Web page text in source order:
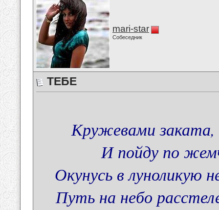
mari-star
Собеседник
ТЕБЕ
Кружевами заката,
И пойду по
Окунусь в луноликую
Путь на небо